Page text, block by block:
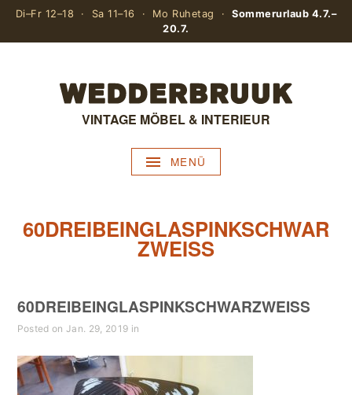
Di–Fr 12–18 · Sa 11–16 · Mo Ruhetag ·Sommerurlaub 4.7.–
20.7.
VINTAGE MÖBEL & INTERIEUR
MENÜ
60DREIBEINGLASPINKSCHWAR
ZWEISS
60DREIBEINGLASPINKSCHWARZWEISS
Posted on Jan. 29, 2019 in